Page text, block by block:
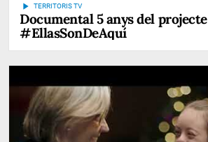
play_arrow TERRITORIS TV
Documental 5 anys del projecte
#EllasSonDeAquí